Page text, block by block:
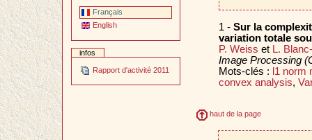
Français
English
infos
Rapport d'activité 2011
1 - Sur la
variation totale
P. Weiss et L.
Image Processing
Mots-clés : l1 norm
convex analysis,
haut de la page